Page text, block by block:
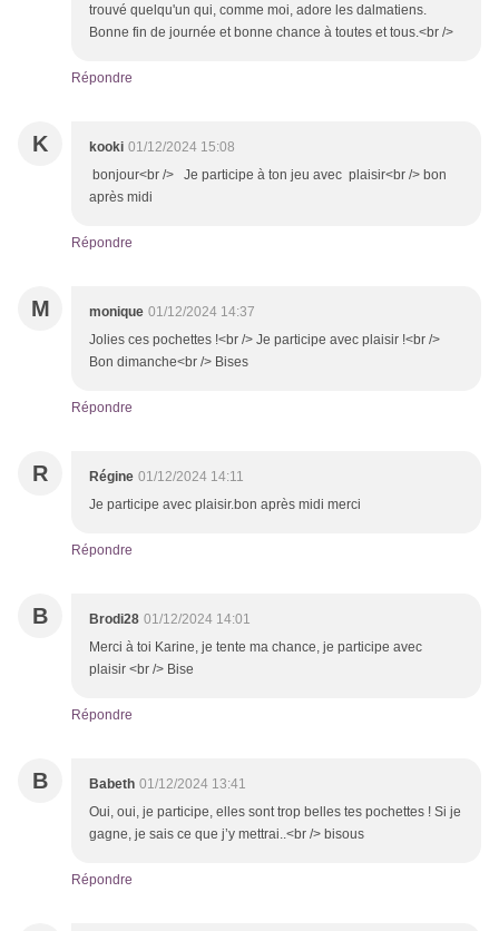
trouvé quelqu'un qui, comme moi, adore les dalmatiens.
Bonne fin de journée et bonne chance à toutes et tous.<br />
Répondre
K kooki 01/12/2024 15:08
bonjour<br /> Je participe à ton jeu avec plaisir<br /> bon
après midi
Répondre
M monique 01/12/2024 14:37
Jolies ces pochettes !<br /> Je participe avec plaisir !<br />
Bon dimanche<br /> Bises
Répondre
R Régine 01/12/2024 14:11
Je participe avec plaisir.bon après midi merci
Répondre
B Brodi28 01/12/2024 14:01
Merci à toi Karine, je tente ma chance, je participe avec
plaisir <br /> Bise
Répondre
B Babeth 01/12/2024 13:41
Oui, oui, je participe, elles sont trop belles tes pochettes ! Si je
gagne, je sais ce que j’y mettrai..<br /> bisous
Répondre